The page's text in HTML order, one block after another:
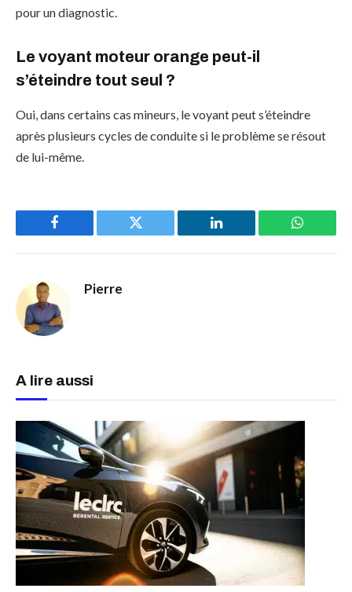
pour un diagnostic.
Le voyant moteur orange peut-il
s’éteindre tout seul ?
Oui, dans certains cas mineurs, le voyant peut s’éteindre
après plusieurs cycles de conduite si le problème se résout
de lui-même.
Facebook Twitter LinkedIn
Pierre
A lire aussi